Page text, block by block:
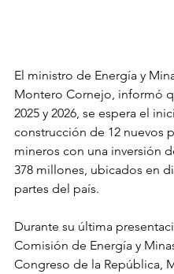
El ministro de Energía y
Montero Cornejo, informó
2025 y 2026, se espera el
construcción de 12 nuevos
mineros con una inversión
378 millones, ubicados en
partes del país.
Durante su última
Comisión de Energía y
Congreso de la República,